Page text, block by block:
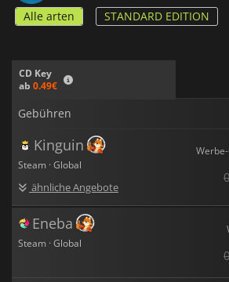
Alle arten STANDARD EDITION
CD Key
ab 0.49€
Gebühren
Kinguin
Steam · Global
ähnliche Angebote
Eneba
Steam · Global